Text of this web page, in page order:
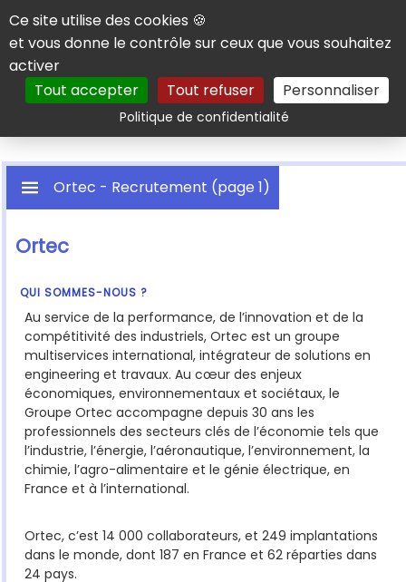
Panneau de gestion des cookies
Ce site utilise des cookies 🍪
et vous donne le contrôle sur ceux que vous souhaitez
activer
Tout accepter
Tout refuser Personnaliser
Politique de confidentialitéRechercher
Ortec - Recrutement (page 1)
Ortec
QUI SOMMES-NOUS ?
Au service de la performance, de l’innovation et de la
compétitivité des industriels, Ortec est un groupe
multiservices international, intégrateur de solutions en
engineering et travaux. Au cœur des enjeux
économiques, environnementaux et sociétaux, le
Groupe Ortec accompagne depuis 30 ans les
professionnels des secteurs clés de l’économie tels que
l’industrie, l’énergie, l’aéronautique, l’environnement, la
chimie, l’agro-alimentaire et le génie électrique, en
France et à l’international.
Ortec, c’est 14 000 collaborateurs, et 249 implantations
dans le monde, dont 187 en France et 62 réparties dans
24 pays.